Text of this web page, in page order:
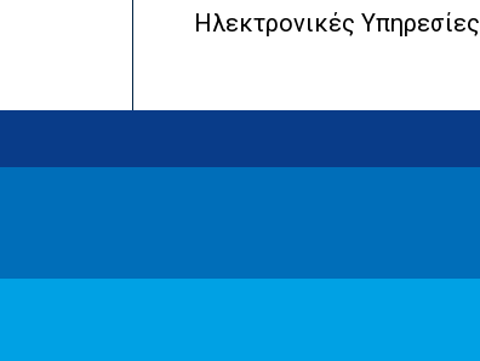
Πραγματικών ΔικαιούχωνΗλεκτρονικές Υπηρεσίες